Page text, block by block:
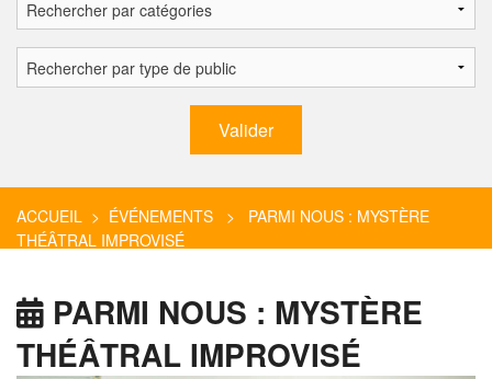
ACCUEIL > ÉVÉNEMENTS > PARMI NOUS : MYSTÈRE
THÉÂTRAL IMPROVISÉ
PARMI NOUS : MYSTÈRE
THÉÂTRAL IMPROVISÉ